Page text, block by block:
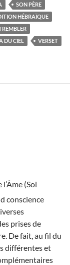
SON PÈRE
HÉBRAÏQUE
DU CIEL
VERSET
(Soi
conscience
prises de
De fait, au fil du
différentes et